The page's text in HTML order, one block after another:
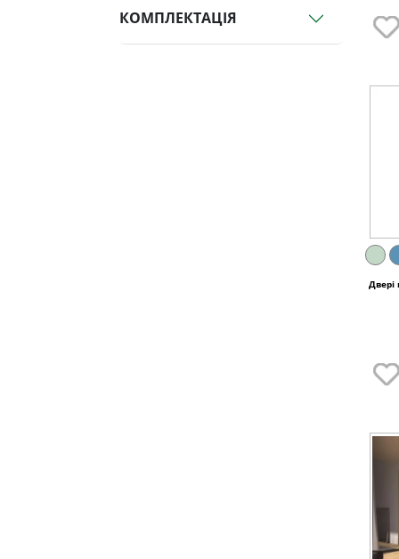
КОМПЛЕКТАЦІЯ
Двері